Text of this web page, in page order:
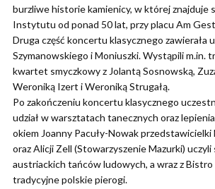
burzliwe historie kamienicy, w której znajduje
Instytutu od ponad 50 lat, przy placu Am
Druga część koncertu klasycznego zawierała
Szymanowskiego i Moniuszki. Wystąpili m.in.
kwartet smyczkowy z Jolantą Sosnowską,
Weroniką Izert i Weroniką Strugałą.
Po zakończeniu koncertu klasycznego
udział w warsztatach tanecznych oraz
okiem Joanny Pacuły-Nowak
oraz Alicji Zell (Stowarzyszenie Mazurki) uczyli
austriackich tańców ludowych, a wraz z
tradycyjne polskie pierogi.